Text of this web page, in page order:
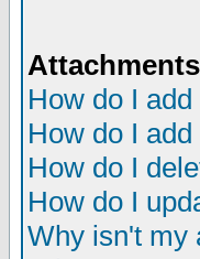
Attachments
How do I
How do I
How do I
How do I
Why isn't my